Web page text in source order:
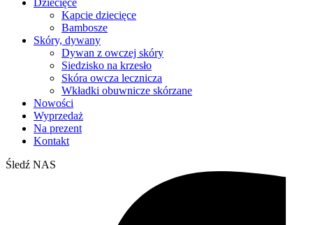
Kapcie dziecięce
Bambosze
Skóry, dywany
Dywan z owczej skóry
Siedzisko na krzesło
Skóra owcza lecznicza
Wkładki obuwnicze skórzane
Nowości
Wyprzedaż
Na prezent
Kontakt
Śledź NAS